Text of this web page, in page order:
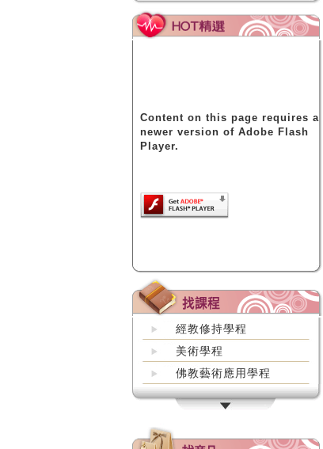
Content on this page requires a
newer version of Adobe Flash
Player.
經教修持學程
美術學程
佛教藝術應用學程